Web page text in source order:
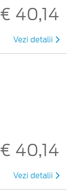
€ 40,14
Vezi detalii
€ 40,14
Vezi detalii